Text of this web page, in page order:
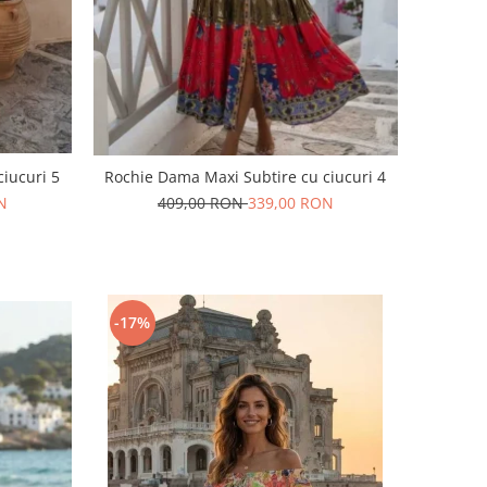
5
Rochie Dama Maxi Subtire cu ciucuri 4
409,00 RON339,00 RON
-17%